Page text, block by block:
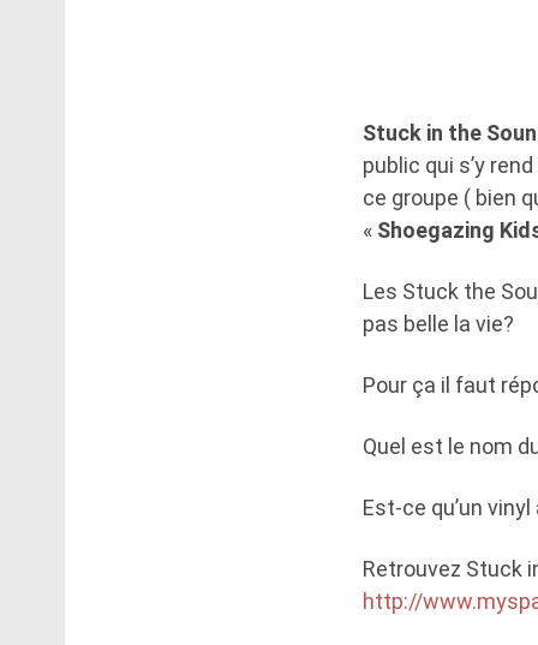
Stuck in the
public qui s’y
ce groupe ( bien
« Shoegazing
Les Stuck the
pas belle la vie?
Pour ça il faut
Quel est le nom
Est-ce qu’un
Retrouvez Stuck
http://